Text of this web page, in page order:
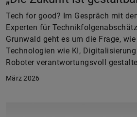
Tech for good? Im Gespräch mit
Experten für
Grunwald geht es um die Frage,
Technologien wie KI,
Roboter verantwortungsvoll
März 2026